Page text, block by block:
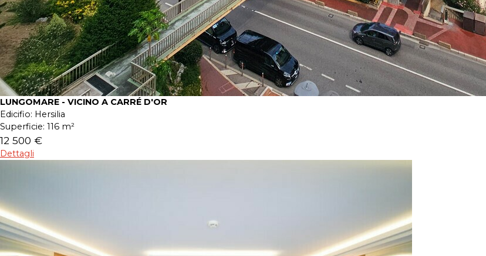
LUNGOMARE - VICINO A CARRÉ D'OR
Edicifio: Hersilia
Superficie: 116 m²
12 500 €
Dettagli